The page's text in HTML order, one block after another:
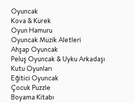
Oyuncak
Kova & Kürek
Oyun Hamuru
Oyuncak Müzik Aletleri
Ahşap Oyuncak
Peluş Oyuncak & Uyku Arkadaşı
Kutu Oyunları
Eğitici Oyuncak
Çocuk Puzzle
Boyama Kitabı